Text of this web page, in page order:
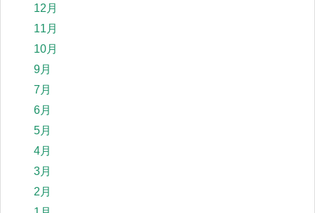
12月
11月
10月
9月
7月
6月
5月
4月
3月
2月